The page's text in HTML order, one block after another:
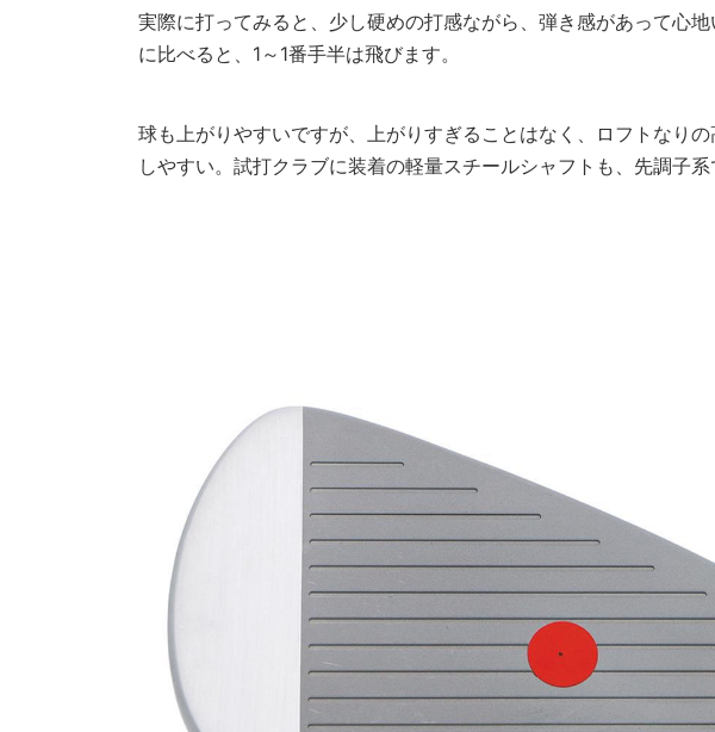
実際に打ってみると、少し硬めの打感ながら、弾き感があって心
に比べると、1～1番手半は飛びます。
球も上がりやすいですが、上がりすぎることはなく、ロフトなり
しやすい。試打クラブに装着の軽量スチールシャフトも、先調子系